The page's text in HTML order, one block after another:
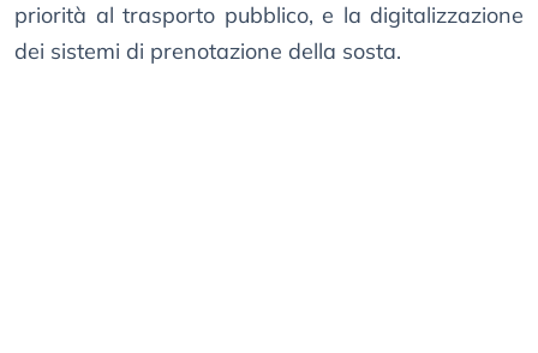
priorità al trasporto pubblico, e la digitalizzazione
dei sistemi di prenotazione della sosta.